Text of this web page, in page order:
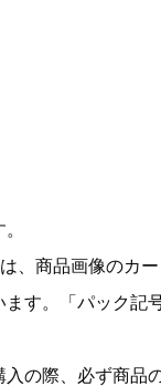
、商品画像のカ
す。「パック記
の際、必ず商品